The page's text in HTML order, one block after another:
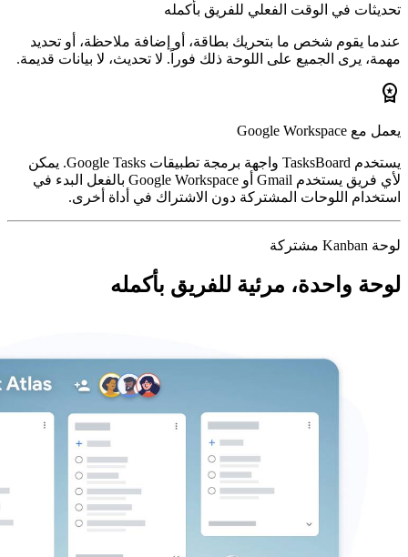
للفريق بأكمله
بطاقة، أو إضافة ملاحظة، أو تحديد
ذلك فوراً. لا تحديث، لا بيانات قديمة.
يستخدم TasksBoard واجهة برمجة تطبيقات Google Tasks. يمكن
لأي فريق يستخدم Gmail أو Google Workspace بالفعل البدء في
دون الاشتراك في أداة أخرى.
للفريق بأكمله